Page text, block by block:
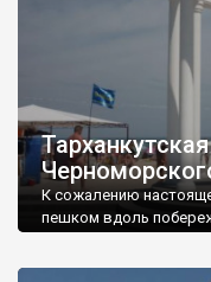
К сожалению
пешком вдоль